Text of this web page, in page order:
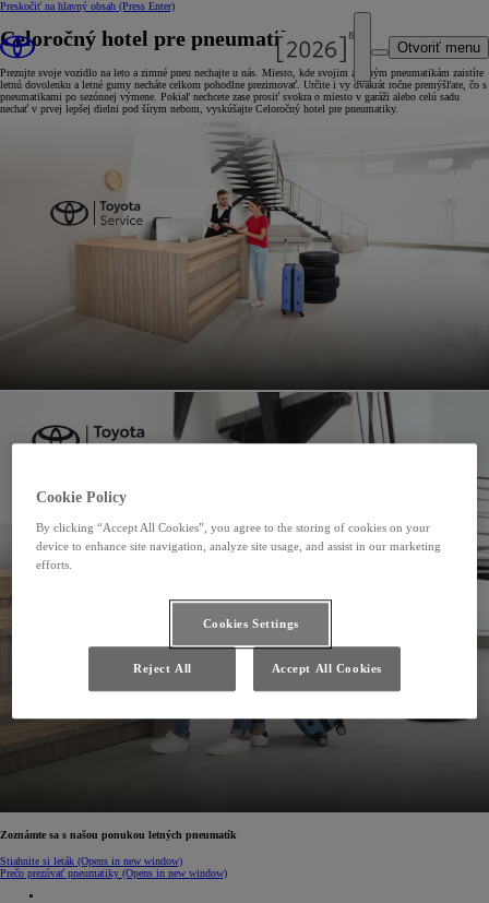
Preskočiť na hlavný obsah (Press Enter)
Otvoriť menu
Celoročný hotel pre pneumatiky
Prezujte svoje vozidlo na leto a zimné pneu nechajte u nás. Miesto, kde svojim zimným pneumatikám zaistíte
letnú dovolenku a letné gumy necháte celkom pohodlne prezimovať. Určite i vy dvakrát ročne premýšľate, čo s
pneumatikami po sezónnej výmene. Pokiaľ nechcete zase prosiť svokra o miesto v garáži alebo celú sadu
nechať v prvej lepšej dielni pod šírym nebom, vyskúšajte Celoročný hotel pre pneumatiky.
Zoznámte sa s našou ponukou letných pneumatík
Stiahnite si leták (Opens in new window)
Prečo prezúvať pneumatiky (Opens in new window)
Cookie Policy
By clicking “Accept All Cookies”, you agree to the storing of cookies on your
device to enhance site navigation, analyze site usage, and assist in our marketing
efforts.
Cookies Settings
Reject All Accept All Cookies